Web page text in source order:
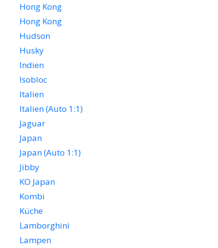
Hong Kong
Hong Kong
Hudson
Husky
Indien
Isobloc
Italien
Italien (Auto 1:1)
Jaguar
Japan
Japan (Auto 1:1)
Jibby
KO Japan
Kombi
Küche
Lamborghini
Lampen